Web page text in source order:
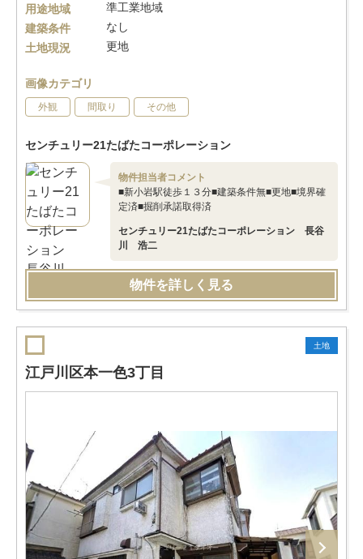
用途地域
準工業地域
建築条件
なし
土地現況
更地
画像カテゴリ
外観 間取り その他
センチュリー21たばたコーポレーション
物件担当者コメント
■新小岩駅徒歩１３分■建築条件無■更地■境界確
定済■掘削承諾取得済
センチュリー21たばたコーポレーション 長谷
川 浩二
物件を詳しく見る
土地
江戸川区本一色3丁目